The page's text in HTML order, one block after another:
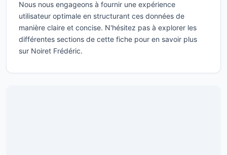
Nous nous engageons à fournir une expérience
utilisateur optimale en structurant ces données de
manière claire et concise. N'hésitez pas à explorer les
différentes sections de cette fiche pour en savoir plus
sur Noiret Frédéric.